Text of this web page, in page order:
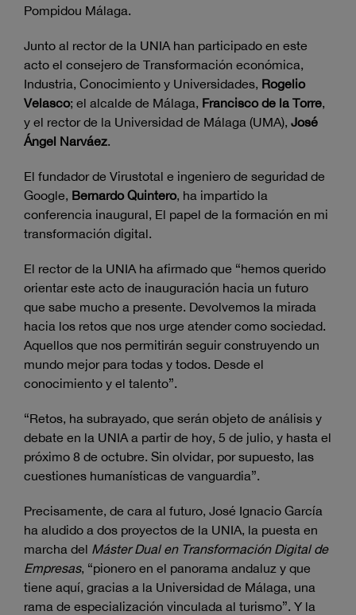
Pompidou Málaga.
Junto al rector de la UNIA han participado en este
acto el consejero de Transformación económica,
Industria, Conocimiento y Universidades, Rogelio
Velasco; el alcalde de Málaga, Francisco de la Torre,
y el rector de la Universidad de Málaga (UMA), José
Ángel Narváez.
El fundador de Virustotal e ingeniero de seguridad de
Google, Bernardo Quintero, ha impartido la
conferencia inaugural, El papel de la formación en mi
transformación digital.
El rector de la UNIA ha afirmado que “hemos querido
orientar este acto de inauguración hacia un futuro
que sabe mucho a presente. Devolvemos la mirada
hacia los retos que nos urge atender como sociedad.
Aquellos que nos permitirán seguir construyendo un
mundo mejor para todas y todos. Desde el
conocimiento y el talento”.
“Retos, ha subrayado, que serán objeto de análisis y
debate en la UNIA a partir de hoy, 5 de julio, y hasta el
próximo 8 de octubre. Sin olvidar, por supuesto, las
cuestiones humanísticas de vanguardia”.
Precisamente, de cara al futuro, José Ignacio García
ha aludido a dos proyectos de la UNIA, la puesta en
marcha del Máster Dual en Transformación Digital de
Empresas, “pionero en el panorama andaluz y que
tiene aquí, gracias a la Universidad de Málaga, una
rama de especialización vinculada al turismo”. Y la